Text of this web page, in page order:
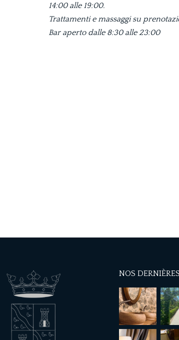
14:00 alle 19:00.
Trattamenti e massaggi su
Bar aperto dalle 8:30 alle 23:00
NOS